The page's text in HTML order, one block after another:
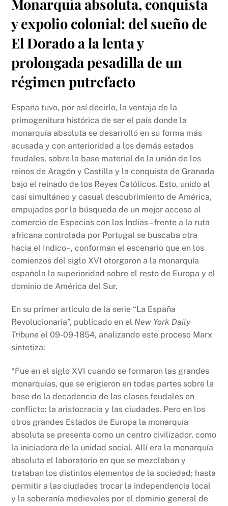
Monarquía absoluta, conquista
y expolio colonial: del sueño de
El Dorado a la lenta y
prolongada pesadilla de un
régimen putrefacto
España tuvo, por así decirlo, la ventaja de la
primogenitura histórica de ser el país donde la
monarquía absoluta se desarrolló en su forma más
acusada y con anterioridad a los demás estados
feudales, sobre la base material de la unión de los
reinos de Aragón y Castilla y la conquista de Granada
bajo el reinado de los Reyes Católicos. Esto, unido al
casi simultáneo y casual descubrimiento de América,
empujados por la búsqueda de un mejor acceso al
comercio de Especias con las Indias –frente a la ruta
africana controlada por Portugal se buscaba otra
hacia el Indico–, conforman el escenario que en los
comienzos del siglo XVI otorgaron a la monarquía
española la superioridad sobre el resto de Europa y el
dominio de América del Sur.
En su primer artículo de la serie “La España
Revolucionaria”, publicado en el New York Daily
Tribune el 09-09-1854, analizando este proceso Marx
sintetiza:
“Fue en el siglo XVI cuando se formaron las grandes
monarquías, que se erigieron en todas partes sobre la
base de la decadencia de las clases feudales en
conflicto: la aristocracia y las ciudades. Pero en los
otros grandes Estados de Europa la monarquía
absoluta se presenta como un centro civilizador, como
la iniciadora de la unidad social. Allí era la monarquía
absoluta el laboratorio en que se mezclaban y
trataban los distintos elementos de la sociedad; hasta
permitir a las ciudades trocar la independencia local
y la soberanía medievales por el dominio general de